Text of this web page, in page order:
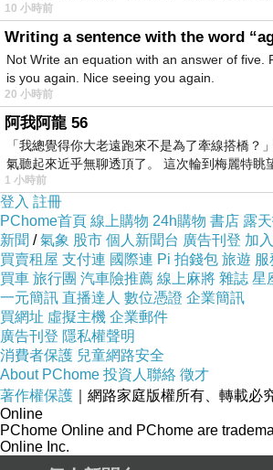
10 小時前
Writing a sentence with the word
Not Write an equation with an answer of five.
is you again. Nice seeing you again.
20 小時前
阿我阿龍 56
「我總覺得你大老遠跑來不是為了牽線搭橋？
氣聽起來近乎無聊透頂了。 這次輪到梅麗特眺
1 小時前
登入 註冊
PChome首頁 線上購物 24h購物 書店 露
新聞 /氣象 股市 個人新聞台 廣告刊登 加
買賣租屋 支付連 國際連 Pi 拍錢包 旅遊
買車 旅行團 汽車險推薦 線上麻將 雜誌 星
一元簡訊 直播達人 數位憑證 企業簡訊
買網址 虛擬主機 企業郵件
廣告刊登 隱私權聲明
消費者保護 兒童網路安全
About PChome 投資人聯絡 徵才
著作權保護 ｜網路家庭版權所有、轉載必
Online
PChome Online and PChome are
Online Inc.